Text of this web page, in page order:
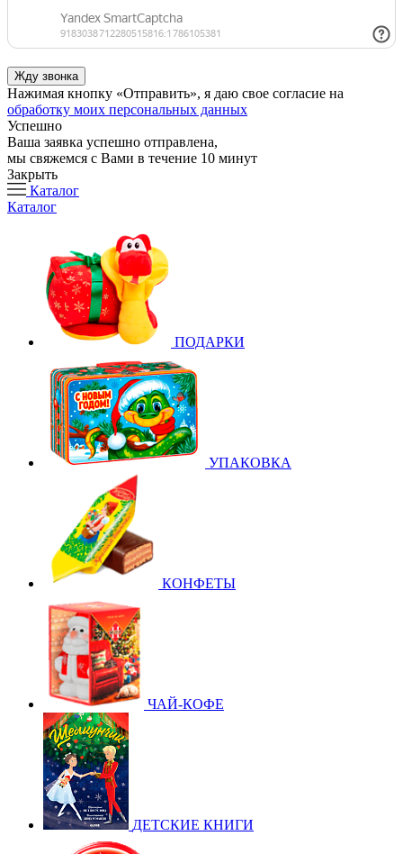
Нажимая кнопку «Отправить», я даю свое согласие на
обработку моих персональных данных
Успешно
Ваша заявка успешно отправлена,
мы свяжемся с Вами в течение 10 минут
Закрыть
Каталог
Каталог
ПОДАРКИ
УПАКОВКА
КОНФЕТЫ
ЧАЙ-КОФЕ
ДЕТСКИЕ КНИГИ